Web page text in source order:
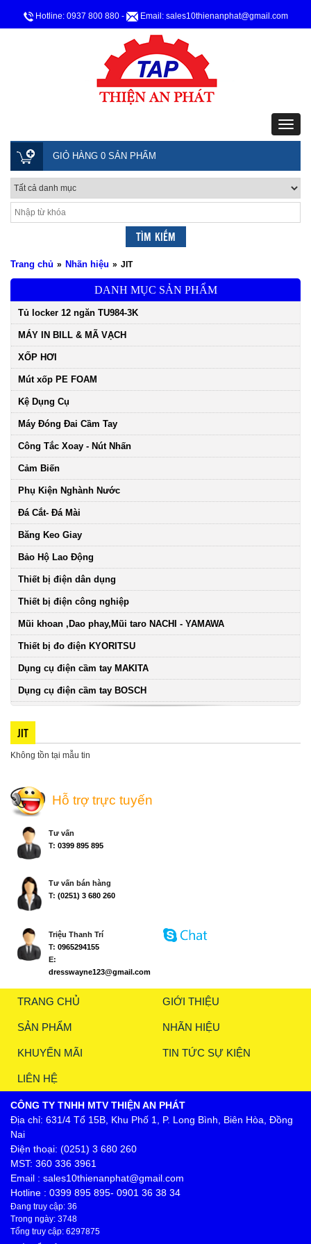
Hotline: 0937 800 880 - Email: sales10thienanphat@gmail.com
GIỎ HÀNG 0 SẢN PHẨM
Trang chủ » Nhãn hiệu » JIT
DANH MỤC SẢN PHẨM
Tủ locker 12 ngăn TU984-3K
MÁY IN BILL & MÃ VẠCH
XỐP HƠI
Mút xốp PE FOAM
Kệ Dụng Cụ
Máy Đóng Đai Cầm Tay
Công Tắc Xoay - Nút Nhấn
Cảm Biến
Phụ Kiện Nghành Nước
Đá Cắt- Đá Mài
Băng Keo Giay
Bảo Hộ Lao Động
Thiết bị điện dân dụng
Thiết bị điện công nghiệp
Mũi khoan ,Dao phay,Mũi taro NACHI - YAMAWA
Thiết bị đo điện KYORITSU
Dụng cụ điện cầm tay MAKITA
Dụng cụ điện cầm tay BOSCH
JIT
Không tồn tại mẫu tin
Hỗ trợ trực tuyến
Tư vấn
T: 0399 895 895
Tư vấn bán hàng
T: (0251) 3 680 260
Triệu Thanh Trí
T: 0965294155
E:
dresswayne123@gmail.com
TRANG CHỦ GIỚI THIỆU
SẢN PHẨM NHÃN HIỆU
KHUYẾN MÃI TIN TỨC SỰ KIỆN
LIÊN HỆ
CÔNG TY TNHH MTV THIỆN AN PHÁT
Địa chỉ: 631/4 Tổ 15B, Khu Phố 1, P. Long Bình, Biên Hòa, Đồng
Nai
Điện thoại: (0251) 3 680 260
MST: 360 336 3961
Email : sales10thienanphat@gmail.com
Hotline : 0399 895 895- 0901 36 38 34
Đang truy cập: 36
Trong ngày: 3748
Tổng truy cập: 6297875